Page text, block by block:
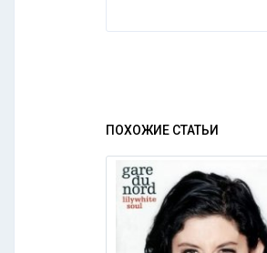
ПОХОЖИЕ СТАТЬИ